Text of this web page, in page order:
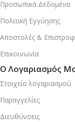
Προσωπικά Δεδομένα
Πολιτική Εγγύησης
Αποστολές &
Επικοινωνία
Ο Λογαριασμός
Στοιχεία λογαριασμού
Παραγγελίες
Διευθύνσεις